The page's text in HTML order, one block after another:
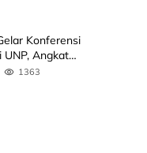
Konferensi
UNP, Angkat
Vokasi,
1363